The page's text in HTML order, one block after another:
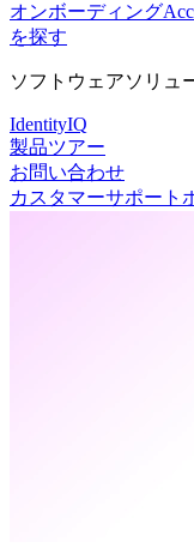
オンボーディング
を探す
ソフトウェアソリュ
IdentityIQ
製品ツアー
お問い合わせ
カスタマーサポート